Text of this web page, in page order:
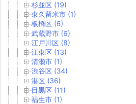
杉並区 (19)
東久留米市 (1)
板橋区 (6)
武蔵野市 (6)
江戸川区 (8)
江東区 (13)
清瀬市 (1)
渋谷区 (34)
港区 (36)
目黒区 (11)
福生市 (1)